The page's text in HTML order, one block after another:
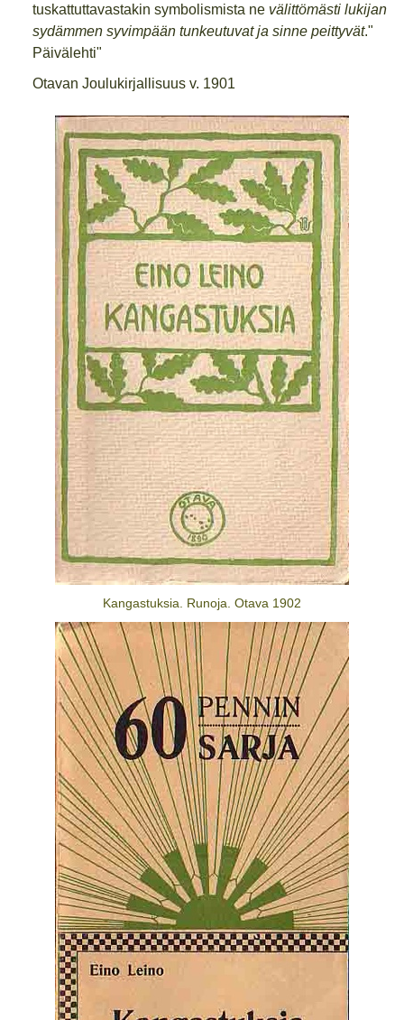
tuskattuttavastakin symbolismista ne välittömästi lukijan
sydämmen syvimpään tunkeutuvat ja sinne peittyvät."
Päivälehti"
Otavan Joulukirjallisuus v. 1901
Kangastuksia. Runoja. Otava 1902